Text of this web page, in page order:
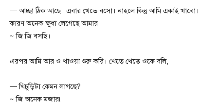
— আচ্ছা ঠিক আছে। এবার খেতে বসো। নাহলে কিন্তু আমি একাই খাবো।
কারণ অনেক ক্ষুধা লেগেছে আমার।
~ জি জি বসছি।
এরপর আমি আর ও খাওয়া শুরু করি। খেতে খেতে ওকে বলি,
— খিচুড়িটা কেমন লাগছে?
~ জি অনেক মজার৷